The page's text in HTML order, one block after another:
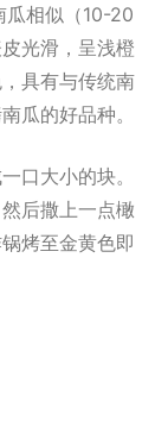
相似（10-20
光滑，呈浅橙
具有与传统南
瓜的好品种。
口大小的块。
后撒上一点橄
烤至金黄色即